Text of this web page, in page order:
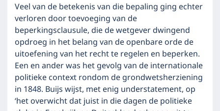
Veel van de betekenis van die bepaling ging echter
verloren door toevoeging van de
beperkingsclausule, die de wetgever dwingend
opdroeg in het belang van de openbare orde de
uitoefening van het recht te regelen en beperken.
Een en ander was het gevolg van de internationale
politieke context rondom de grondwetsherziening
in 1848. Buijs wijst, met enig understatement, op
‘het overwicht dat juist in die dagen de politieke